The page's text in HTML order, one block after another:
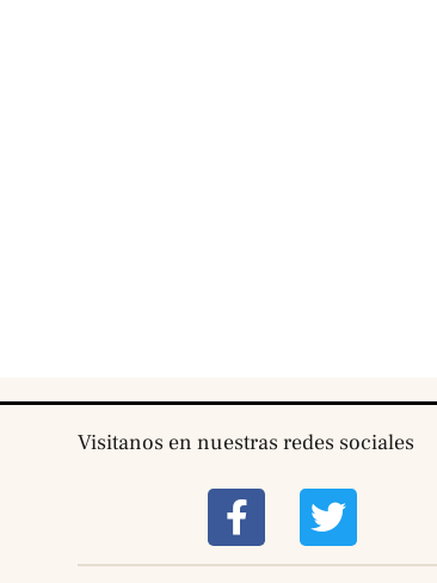
Visitanos en nuestras redes sociales